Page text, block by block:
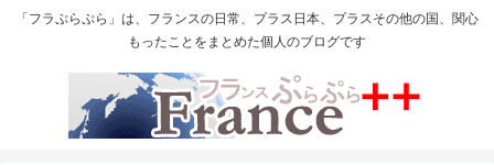
「フラぷらぷら」は、フランスの日常、プラス日本、プラスその他の国、関心
もったことをまとめた個人のブログです